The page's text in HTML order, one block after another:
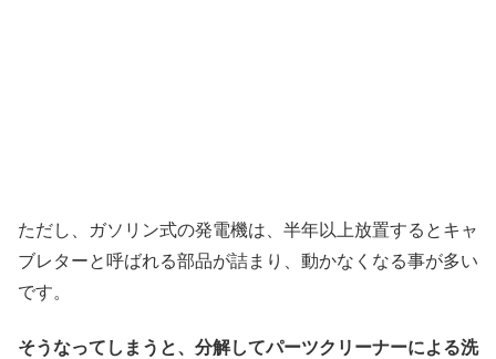
ただし、ガソリン式の発電機は、半年以上放置するとキャ
ブレターと呼ばれる部品が詰まり、動かなくなる事が多い
です。
そうなってしまうと、分解してパーツクリーナーによる洗